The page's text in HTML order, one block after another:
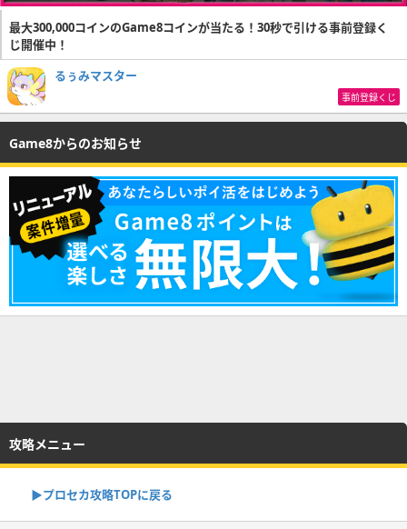
最大300,000コインのGame8コインが当たる！30秒で引ける事前登録く
じ開催中！
るぅみマスター
事前登録くじ
Game8からのお知らせ
攻略メニュー
▶︎プロセカ攻略TOPに戻る